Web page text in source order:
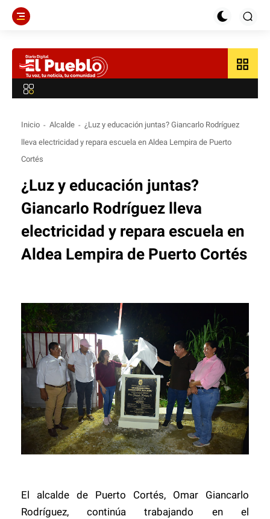
grid_view
Inicio Alcalde
¿Luz y educación juntas? Giancarlo Rodríguez
lleva electricidad y repara escuela en Aldea Lempira de Puerto
Cortés
¿Luz y educación juntas?
Giancarlo Rodríguez lleva
electricidad y repara escuela en
Aldea Lempira de Puerto Cortés
El alcalde de Puerto Cortés, Omar Giancarlo
Rodríguez, continúa trabajando en el